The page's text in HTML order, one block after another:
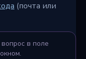
(почта или
в поле